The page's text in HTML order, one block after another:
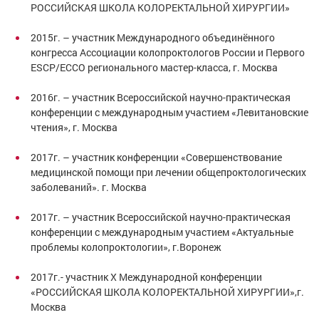
РОССИЙСКАЯ ШКОЛА КОЛОРЕКТАЛЬНОЙ ХИРУРГИИ»
2015г. – участник Международного объединённого
конгресса Ассоциации колопроктологов России и Первого
ESCP/ECCO регионального мастер-класса, г. Москва
2016г. – участник Всероссийской научно-практическая
конференции с международным участием «Левитановские
чтения», г. Москва
2017г. – участник конференции «Совершенствование
медицинской помощи при лечении общепроктологических
заболеваний». г. Москва
2017г. – участник Всероссийской научно-практическая
конференции с международным участием «Актуальные
проблемы колопроктологии», г.Воронеж
2017г.- участник Х Международной конференции
«РОССИЙСКАЯ ШКОЛА КОЛОРЕКТАЛЬНОЙ ХИРУРГИИ»,г.
Москва